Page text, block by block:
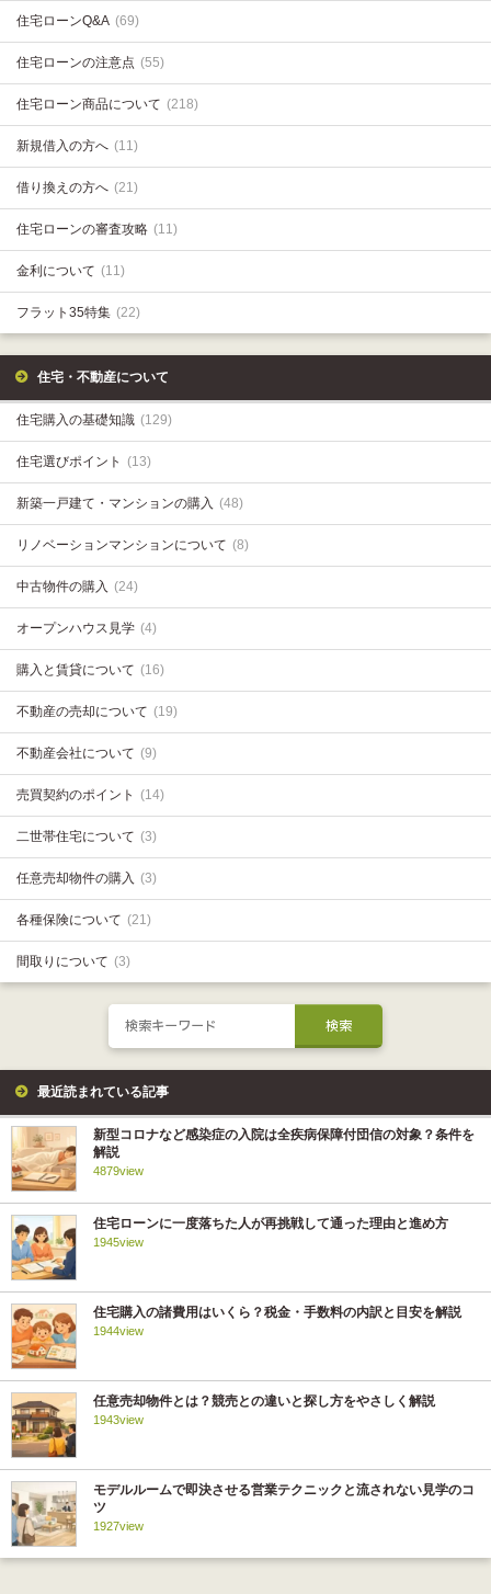
住宅ローンQ&A (69)
住宅ローンの注意点 (55)
住宅ローン商品について (218)
新規借入の方へ (11)
借り換えの方へ (21)
住宅ローンの審査攻略 (11)
金利について (11)
フラット35特集 (22)
住宅・不動産について
住宅購入の基礎知識 (129)
住宅選びポイント (13)
新築一戸建て・マンションの購入 (48)
リノベーションマンションについて (8)
中古物件の購入 (24)
オープンハウス見学 (4)
購入と賃貸について (16)
不動産の売却について (19)
不動産会社について (9)
売買契約のポイント (14)
二世帯住宅について (3)
任意売却物件の購入 (3)
各種保険について (21)
間取りについて (3)
最近読まれている記事
新型コロナなど感染症の入院は全疾病保障付団信の対象？条件を
解説
4879view
住宅ローンに一度落ちた人が再挑戦して通った理由と進め方
1945view
住宅購入の諸費用はいくら？税金・手数料の内訳と目安を解説
1944view
任意売却物件とは？競売との違いと探し方をやさしく解説
1943view
モデルルームで即決させる営業テクニックと流されない見学のコ
ツ
1927view